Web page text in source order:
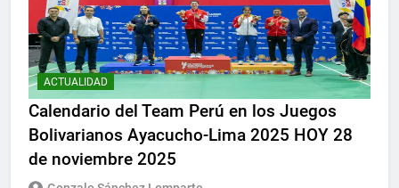
ACTUALIDAD
Calendario del Team Perú en los Juegos
Bolivarianos Ayacucho-Lima 2025 HOY 28
de noviembre 2025